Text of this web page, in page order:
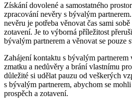
Získání dovolené a samostatného
zpracování nevěry s bývalým
nevěru je potřeba věnovat čas sami
zotavení. Je to výborná příležitost
bývalým partnerem a věnovat se pouze
Zahájení kontaktu s bývalým partnerem
zmatku a nedůvěry a brání vlastnímu
důležité si udělat pauzu od veškerých
s bývalým partnerem, abychom se
prospěch a zotavení.